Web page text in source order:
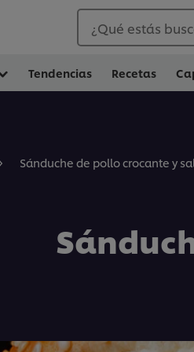
¿Qué estás
Tendencias Recetas
Sánduche de pollo crocante y